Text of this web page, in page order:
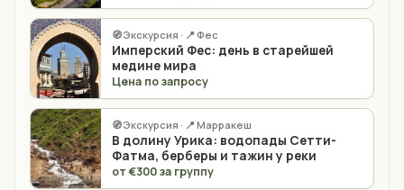
🧭 Экскурсия · 📍 Фес
Имперский Фес: день в старейшей
медине мира
Цена по запросу
🧭 Экскурсия · 📍 Марракеш
В долину Урика: водопады Сетти-
Фатма, берберы и тажин у реки
от €300 за группу